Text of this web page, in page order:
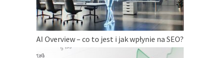
AI Overview – co to jest i jak wpłynie na SEO?